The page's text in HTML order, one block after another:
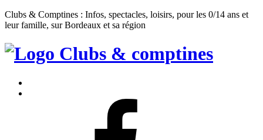
Clubs & Comptines : Infos, spectacles, loisirs, pour les 0/14 ans et
leur famille, sur Bordeaux et sa région
Clubs
Comptines